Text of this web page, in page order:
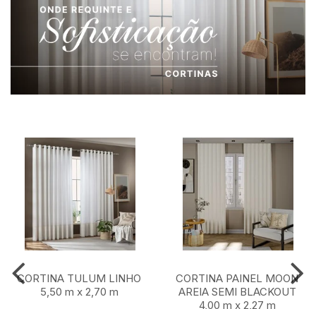
CORTINA TULUM LINHO
5,50 m x 2,70 m
CORTINA PAINEL MOON
AREIA SEMI BLACKOUT
4,00 m x 2,27 m